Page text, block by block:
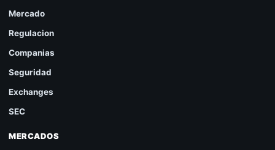
Mercado
Regulacion
Companias
Seguridad
Exchanges
SEC
MERCADOS